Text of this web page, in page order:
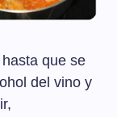
que se
del vino y